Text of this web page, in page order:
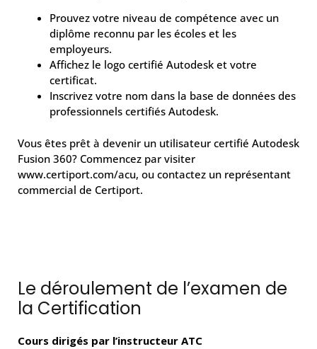
Prouvez votre niveau de compétence avec un
diplôme reconnu par les écoles et les
employeurs.
Affichez le logo certifié Autodesk et votre
certificat.
Inscrivez votre nom dans la base de données des
professionnels certifiés Autodesk.
Vous êtes prêt à devenir un utilisateur certifié Autodesk
Fusion 360? Commencez par visiter
www.certiport.com/acu, ou contactez un représentant
commercial de Certiport.
Le déroulement de l’examen de
la Certification
Cours dirigés par l’instructeur ATC